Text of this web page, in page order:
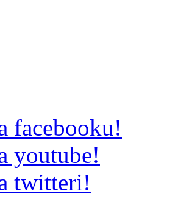
facebooku!
youtube!
twitteri!